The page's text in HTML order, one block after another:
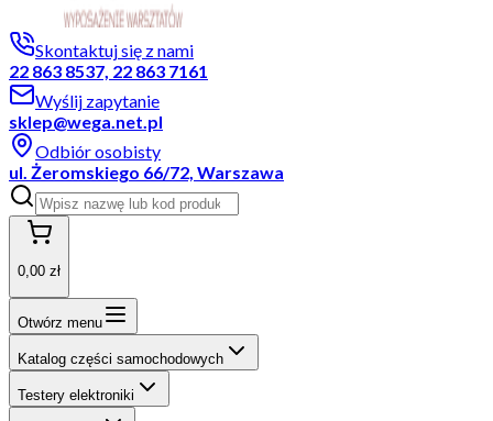
Skontaktuj się z nami
22 863 8537, 22 863 7161
Wyślij zapytanie
sklep@wega.net.pl
Odbiór osobisty
ul. Żeromskiego 66/72, Warszawa
0,00 zł
Otwórz menu
Katalog części samochodowych
Testery elektroniki